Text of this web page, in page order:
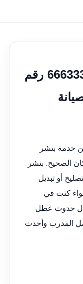
بنشر متنقل الاحمدي 66633305 رقم
خدمة بنشر
الصحيح. بنشر
أو تبديل
كنت في
حدوث عطل
المدرب وأحدث